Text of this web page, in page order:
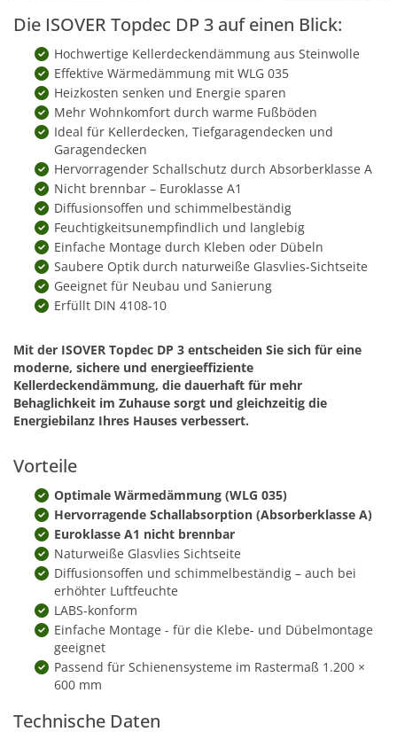
Die ISOVER Topdec DP 3 auf einen Blick:
Hochwertige Kellerdeckendämmung aus Steinwolle
Effektive Wärmedämmung mit WLG 035
Heizkosten senken und Energie sparen
Mehr Wohnkomfort durch warme Fußböden
Ideal für Kellerdecken, Tiefgaragendecken und
Garagendecken
Hervorragender Schallschutz durch Absorberklasse A
Nicht brennbar – Euroklasse A1
Diffusionsoffen und schimmelbeständig
Feuchtigkeitsunempfindlich und langlebig
Einfache Montage durch Kleben oder Dübeln
Saubere Optik durch naturweiße Glasvlies-Sichtseite
Geeignet für Neubau und Sanierung
Erfüllt DIN 4108-10
Mit der ISOVER Topdec DP 3 entscheiden Sie sich für eine
moderne, sichere und energieeffiziente
Kellerdeckendämmung, die dauerhaft für mehr
Behaglichkeit im Zuhause sorgt und gleichzeitig die
Energiebilanz Ihres Hauses verbessert.
Vorteile
Optimale Wärmedämmung (WLG 035)
Hervorragende Schallabsorption (Absorberklasse A)
Euroklasse A1 nicht brennbar
Naturweiße Glasvlies Sichtseite
Diffusionsoffen und schimmelbeständig – auch bei
erhöhter Luftfeuchte
LABS-konform
Einfache Montage - für die Klebe- und Dübelmontage
geeignet
Passend für Schienensysteme im Rastermaß 1.200 ×
600 mm
Technische Daten